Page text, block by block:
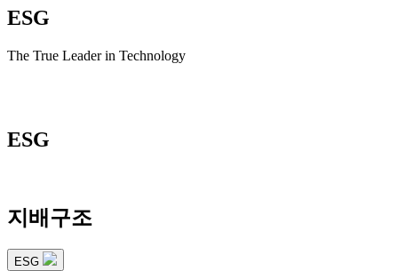
ESG
The True Leader in Technology
ESG
지배구조
ESG